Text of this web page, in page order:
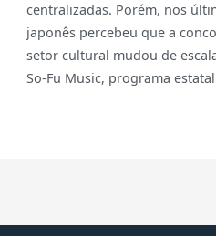
centralizadas. Porém, nos
japonês percebeu que a
setor cultural mudou de
So-Fu Music, programa